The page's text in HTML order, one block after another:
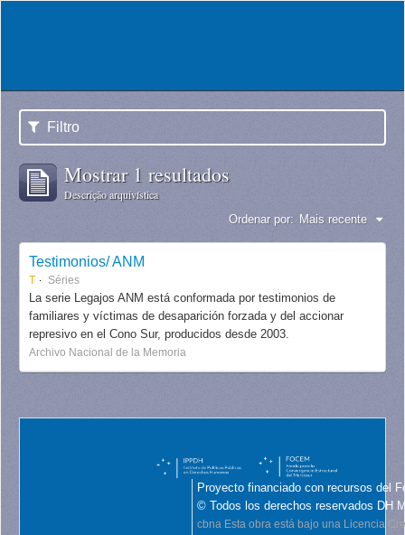
Filtro
Mostrar 1 resultados
Descrição arquivística
Ordenar por: Mais recente
Testimonios/ ANM
T Séries
La serie Legajos ANM está conformada por testimonios de
familiares y víctimas de desaparición forzada y del accionar
represivo en el Cono Sur, producidos desde 2003.
Archivo Nacional de la Memoria
Proyecto financiado con recursos del
© Todos los derechos reservados DH
cbna Esta obra está bajo una Licencia